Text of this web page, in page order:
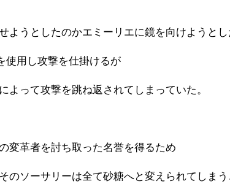
ようとしたのかエミーリエに鏡を向けようと
使用し攻撃を仕掛けるが
よって攻撃を跳ね返されてしまっていた。
変革者を討ち取った名誉を得るため
のソーサリーは全て砂糖へと変えられてしまう